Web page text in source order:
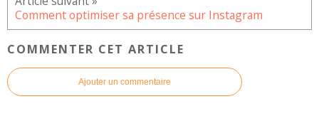
Comment optimiser sa présence sur Instagram
COMMENTER CET ARTICLE
Ajouter un commentaire